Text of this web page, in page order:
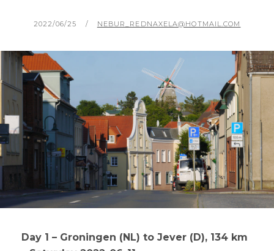
POSTED
2022/06/25 BY
NEBUR_REDNAXELA@HOTMAIL.COM
Day 1 – Groningen (NL) to Jever (D), 134 km